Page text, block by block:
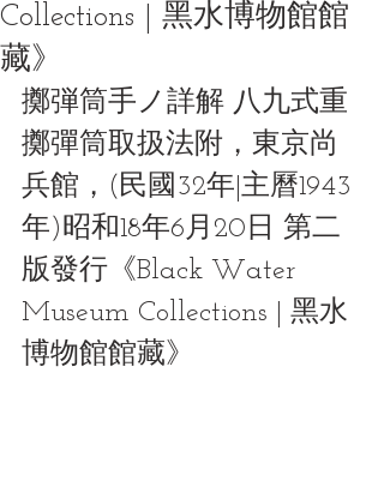
Collections | 黑水博物館館
藏》
擲弾筒手ノ詳解 八九式重
擲彈筒取扱法附，東京尚
兵館，(民國32年|主曆1943
年)昭和18年6月20日 第二
版發行《Black Water
Museum Collections | 黑水
博物館館藏》